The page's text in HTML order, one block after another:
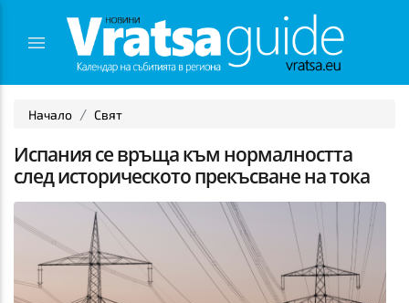
Начало Свят
Испания се връща към нормалността
след историческото прекъсване на тока